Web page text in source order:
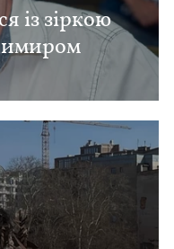
із зіркою